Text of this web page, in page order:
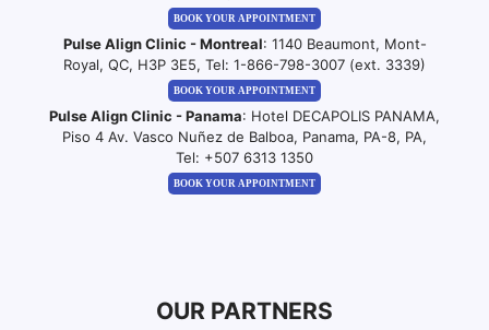
BOOK YOUR APPOINTMENT
Pulse Align Clinic - Montreal: 1140 Beaumont, Mont-
Royal, QC, H3P 3E5, Tel: 1-866-798-3007 (ext. 3339)
BOOK YOUR APPOINTMENT
Pulse Align Clinic - Panama: Hotel DECAPOLIS PANAMA,
Piso 4 Av. Vasco Nuñez de Balboa, Panama, PA-8, PA,
Tel: +507 6313 1350
BOOK YOUR APPOINTMENT
OUR PARTNERS